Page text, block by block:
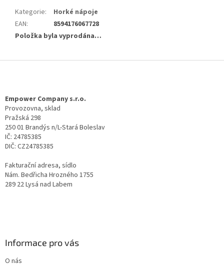
Kategorie:
Horké nápoje
EAN:
8594176067728
Položka byla vyprodána…
Empower Company s.r.o.
Provozovna, sklad
Pražská 298
250 01 Brandýs n/L-Stará Boleslav
IČ: 24785385
DIČ: CZ24785385
Fakturační adresa, sídlo
Nám. Bedřicha Hrozného 1755
289 22 Lysá nad Labem
Informace pro vás
O nás